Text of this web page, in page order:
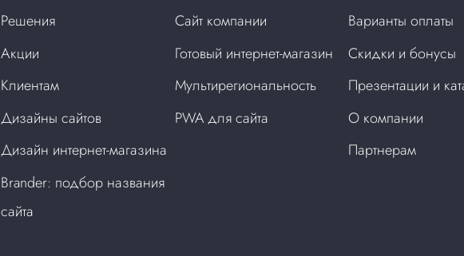
Решения
Акции
Клиентам
Дизайны сайтов
Дизайн интернет-магазина
Brander: подбор названия
сайта
Сайт компании
Готовый интернет-магазин
Мультирегиональность
PWA для сайта
Варианты оплаты
Скидки и бонусы
Презентации и
О компании
Партнерам